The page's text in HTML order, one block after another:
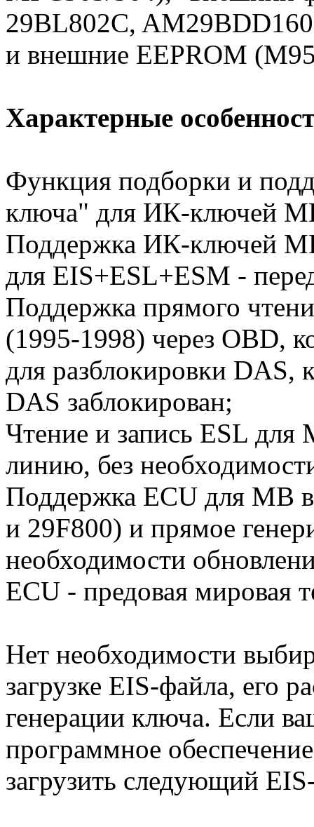
29BL802C,
и внешние EEPROM
Характерные
Функция подборки и
ключа" для ИК-ключей
Поддержка ИК-ключей
для EIS+ESL+ESM -
Поддержка прямого
(1995-1998) через OBD,
для разблокировки DAS,
DAS заблокирован;
Чтение и запись ESL
линию, без
Поддержка ECU для МВ
и 29F800) и прямое
необходимости
ECU - предовая мировая
Нет необходимости
загрузке EIS-файла, его
генерации ключа. Если
программное
загрузить следующий